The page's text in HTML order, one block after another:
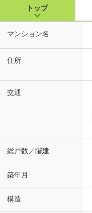
トップ
マンション名
住所
交通
総戸数／階建
築年月
構造